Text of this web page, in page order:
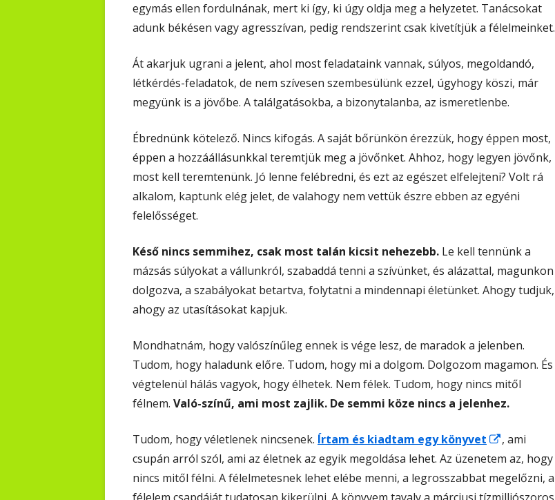
egymás ellen fordulnának, mert ki így, ki úgy oldja meg a helyzetet. Tanácsokat
adunk békésen vagy agresszívan, pedig rendszerint csak kivetítjük a félelmeinket.
Át akarjuk ugrani a jelent, ahol most feladataink vannak, súlyos, megoldandó,
létkérdés-feladatok, de nem szívesen szembesülünk ezzel, úgyhogy köszi, már
megyünk is a jövőbe. A találgatásokba, a bizonytalanba, az ismeretlenbe.
Ébrednünk kötelező. Nincs kifogás. A saját bőrünkön érezzük, hogy éppen most,
éppen a hozzáállásunkkal teremtjük meg a jövőnket. Ahhoz, hogy legyen jövőnk,
most kell teremtenünk. Jó lenne felébredni, és ezt az egészet elfelejteni? Volt rá
alkalom, kaptunk elég jelet, de valahogy nem vettük észre ebben az egyéni
felelősséget.
Késő nincs semmihez, csak most talán kicsit nehezebb. Le kell tennünk a
mázsás súlyokat a vállunkról, szabaddá tenni a szívünket, és alázattal, magunkon
dolgozva, a szabályokat betartva, folytatni a mindennapi életünket. Ahogy tudjuk,
ahogy az utasításokat kapjuk.
Mondhatnám, hogy valószínűleg ennek is vége lesz, de maradok a jelenben.
Tudom, hogy haladunk előre. Tudom, hogy mi a dolgom. Dolgozom magamon. És
végtelenül hálás vagyok, hogy élhetek. Nem félek. Tudom, hogy nincs mitől
félnem. Való-színű, ami most zajlik. De semmi köze nincs a jelenhez.
Tudom, hogy véletlenek nincsenek. Írtam és kiadtam egy könyvet
Opens
in
a
new
, ami
csupán arról szól, ami az életnek az egyik megoldása lehet. Az üzenetem az, hogy
nincs mitől félni. A félelmetesnek lehet elébe menni, a legrosszabbat megelőzni, a